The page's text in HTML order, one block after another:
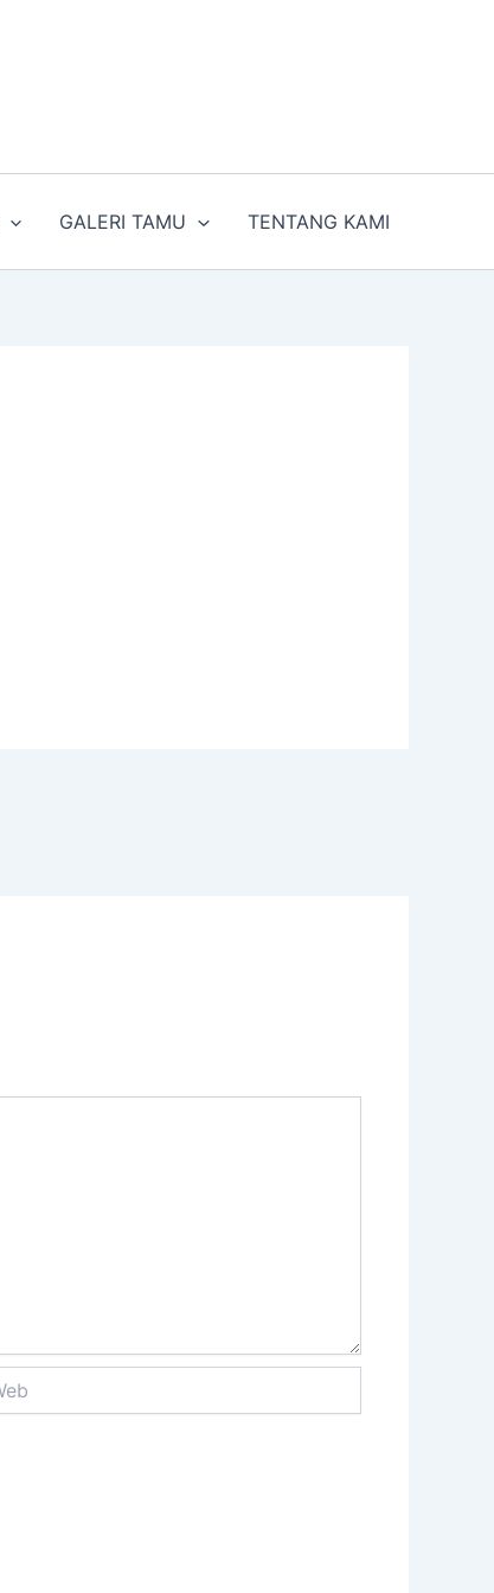
GALERI TAMU TENTANG KAMI